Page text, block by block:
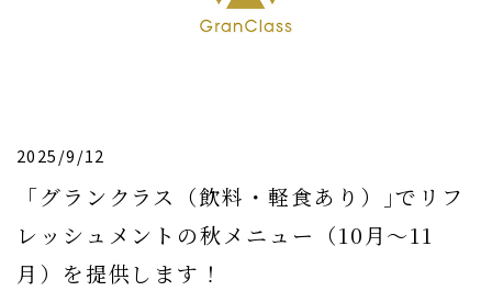
2025/9/12
「グランクラス（飲料・軽食あり）｣でリフ
レッシュメントの秋メニュー（10月〜11
月）を提供します！